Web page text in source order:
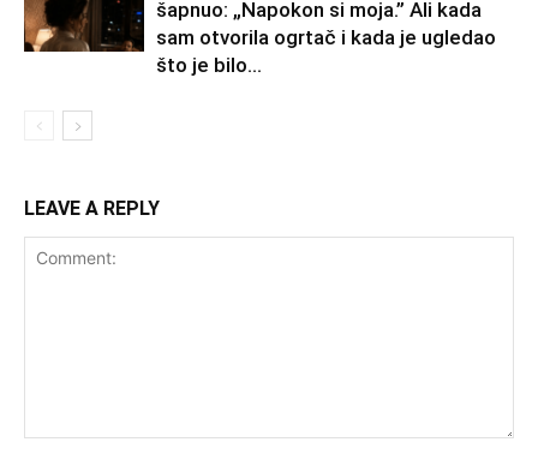
šapnuo: „Napokon si moja.” Ali kada
sam otvorila ogrtač i kada je ugledao
što je bilo...
LEAVE A REPLY